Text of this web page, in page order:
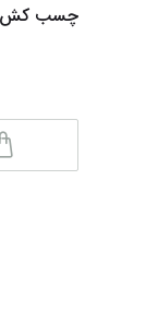
چسب کش